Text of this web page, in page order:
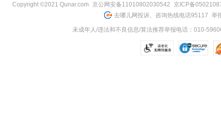
Copyright ©2021 Qunar.com 京公网安备11010802030542
京ICP备
去哪儿网投诉、咨询热线电话95117 举
未成年人/违法和不良信息/算法推荐举报电话：010-